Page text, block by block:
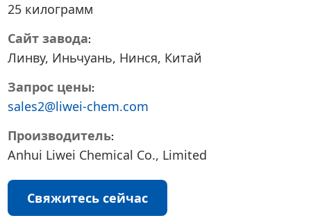
25 килограмм
Сайт завода
Линву, Иньчуань, Нинся, Китай
Запрос цены
sales2@liwei-chem.com
Производитель
Anhui Liwei Chemical Co., Limited
Свяжитесь сейчас